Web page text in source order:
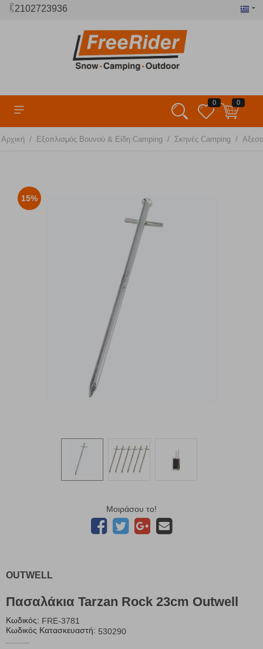
2102723936
0 0
Αρχική / Εξοπλισμός Βουνού & Είδη Camping / Σκηνές Camping /
15%
Μοιράσου το!
OUTWELL
Πασαλάκια Tarzan Rock 23cm Outwell
Κωδικός: FRE-3781
Κωδικός Κατασκευαστή: 530290